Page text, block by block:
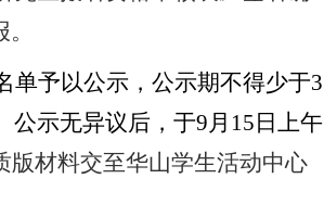
单予以公示，公示期不得少于3
公示无异议后，于9月 15 日上午
版材料交至华山学生活动中心